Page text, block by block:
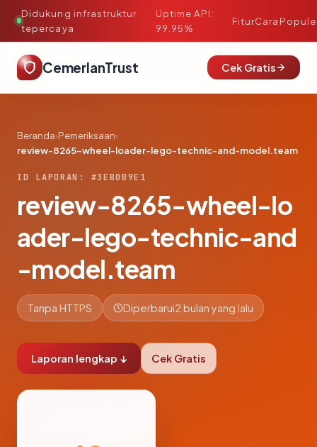
Didukung infrastruktur
tepercaya
·
Uptime API:
99.95%
FiturCara
CemerlanTrust Cek Gratis
Beranda›Pemeriksaan›
review-8265-wheel-loader-lego-technic-and-model.team
ID LAPORAN: #3EB0B9E1
review-8265-wheel-lo
ader-lego-technic-and
-model.team
Tanpa HTTPS Diperbarui2 bulan yang lalu
Laporan lengkap ↓ Cek Gratis